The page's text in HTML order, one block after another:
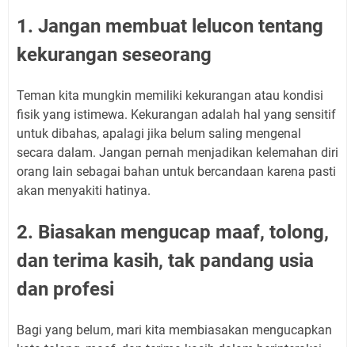
1. Jangan membuat lelucon tentang
kekurangan seseorang
Teman kita mungkin memiliki kekurangan atau kondisi
fisik yang istimewa. Kekurangan adalah hal yang sensitif
untuk dibahas, apalagi jika belum saling mengenal
secara dalam. Jangan pernah menjadikan kelemahan diri
orang lain sebagai bahan untuk bercandaan karena pasti
akan menyakiti hatinya.
2. Biasakan mengucap maaf, tolong,
dan terima kasih, tak pandang usia
dan profesi
Bagi yang belum, mari kita membiasakan mengucapkan